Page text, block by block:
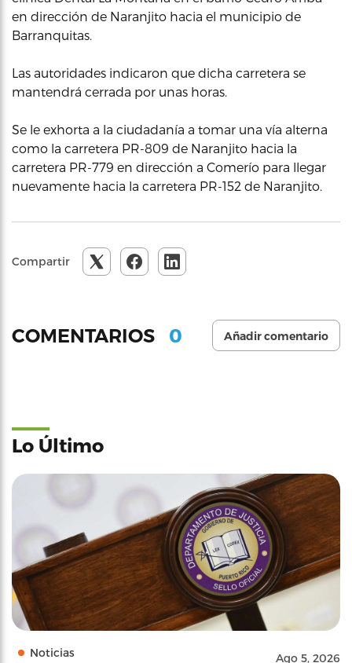
en dirección de Naranjito hacia el municipio de
Barranquitas.
Las autoridades indicaron que dicha carretera se
mantendrá cerrada por unas horas.
Se le exhorta a la ciudadanía a tomar una vía alterna
como la carretera PR-809 de Naranjito hacia la
carretera PR-779 en dirección a Comerío para llegar
nuevamente hacia la carretera PR-152 de Naranjito.
Compartir
COMENTARIOS 0 Añadir comentario
Lo Último
Noticias Ago 5, 2026